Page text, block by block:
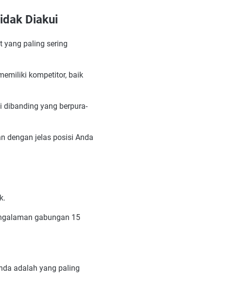
Diakui
yang paling sering
kompetitor, baik
dibanding yang berpura-
dengan jelas posisi Anda
gabungan 15
adalah yang paling